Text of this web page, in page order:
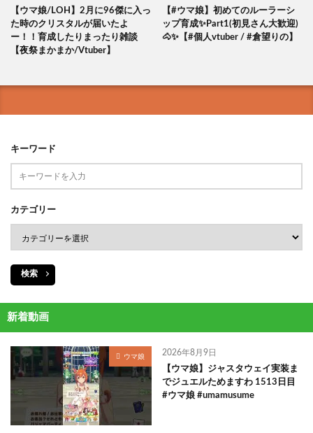
【ウマ娘/LOH】2月に96傑に入っ
た時のクリスタルが届いたよ
ー！！育成したりまったり雑談
【夜祭まかまか/Vtuber】
【#ウマ娘】初めてのルーラーシ
ップ育成✨Part1(初見さん大歓迎)
🐴✨【#個人vtuber / #倉望りの】
キーワード
カテゴリー
検索
新着動画
ウマ娘 2026年8月9日
【ウマ娘】ジャスタウェイ実装ま
でジュエルためますわ 1513日目
#ウマ娘 #umamusume